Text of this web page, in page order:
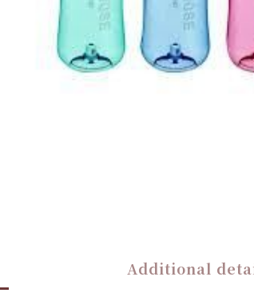
Additional